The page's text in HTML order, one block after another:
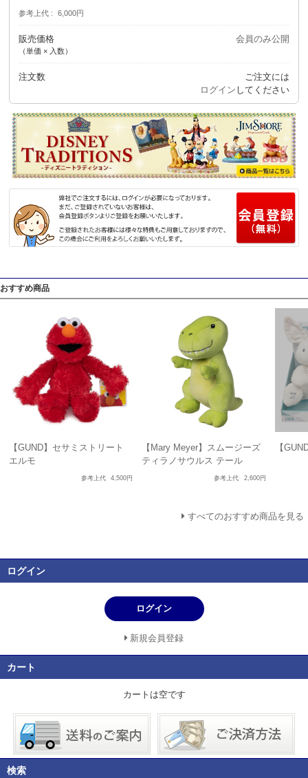
参考上代 6,000円
販売価格
（単価 × 入数）
会員のみ公開
注文数
ご注文には
ログイン してください
おすすめ商品
【GUND】セサミストリート
エルモ
参考上代 4,500円
【Mary Meyer】スムージーズ
ティラノサウルス テール
参考上代 2,600円
【
すべてのおすすめ商品を見る
ログイン
ログイン
新規会員登録
カート
カートは空です
検索